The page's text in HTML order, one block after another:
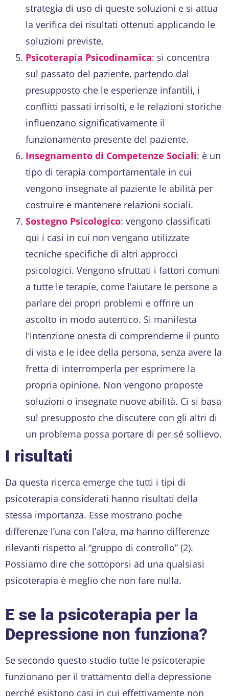
strategia di uso di queste soluzioni e si attua
la verifica dei risultati ottenuti applicando le
soluzioni previste.
Psicoterapia Psicodinamica: si concentra
sul passato del paziente, partendo dal
presupposto che le esperienze infantili, i
conflitti passati irrisolti, e le relazioni storiche
influenzano significativamente il
funzionamento presente del paziente.
Insegnamento di Competenze Sociali: è un
tipo di terapia comportamentale in cui
vengono insegnate al paziente le abilità per
costruire e mantenere relazioni sociali.
Sostegno Psicologico: vengono classificati
qui i casi in cui non vengano utilizzate
tecniche specifiche di altri approcci
psicologici. Vengono sfruttati i fattori comuni
a tutte le terapie, come l’aiutare le persone a
parlare dei propri problemi e offrire un
ascolto in modo autentico. Si manifesta
l’intenzione onesta di comprenderne il punto
di vista e le idee della persona, senza avere la
fretta di interromperla per esprimere la
propria opinione. Non vengono proposte
soluzioni o insegnate nuove abilità. Ci si basa
sul presupposto che discutere con gli altri di
un problema possa portare di per sé sollievo.
I risultati
Da questa ricerca emerge che tutti i tipi di
psicoterapia considerati hanno risultati della
stessa importanza. Esse mostrano poche
differenze l’una con l’altra, ma hanno differenze
rilevanti rispetto al “gruppo di controllo” (2).
Possiamo dire che sottoporsi ad una qualsiasi
psicoterapia è meglio che non fare nulla.
E se la psicoterapia per la
Depressione non funziona?
Se secondo questo studio tutte le psicoterapie
funzionano per il trattamento della depressione
perché esistono casi in cui effettivamente non